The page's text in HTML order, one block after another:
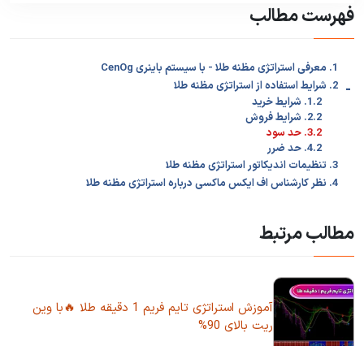
فهرست مطالب
1. معرفی استراتژی مظنه طلا - با سیستم باینری CenOg
2. شرایط استفاده از استراتژی مظنه طلا -
1.2. شرایط خرید
2.2. شرایط فروش
3.2. حد سود
4.2. حد ضرر
3. تنظیمات اندیکاتور استراتژی مظنه طلا
4. نظر کارشناس اف ایکس ماکسی درباره استراتژی مظنه طلا
مطالب مرتبط
آموزش استراتژی تایم فریم 1 دقیقه طلا 🔥با وین
ریت بالای 90%